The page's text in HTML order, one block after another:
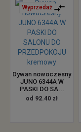
Wyprzedaż
Dywan nowoczesny
JUNO 6344A W
PASKI DO SA...
od 92.40 zł